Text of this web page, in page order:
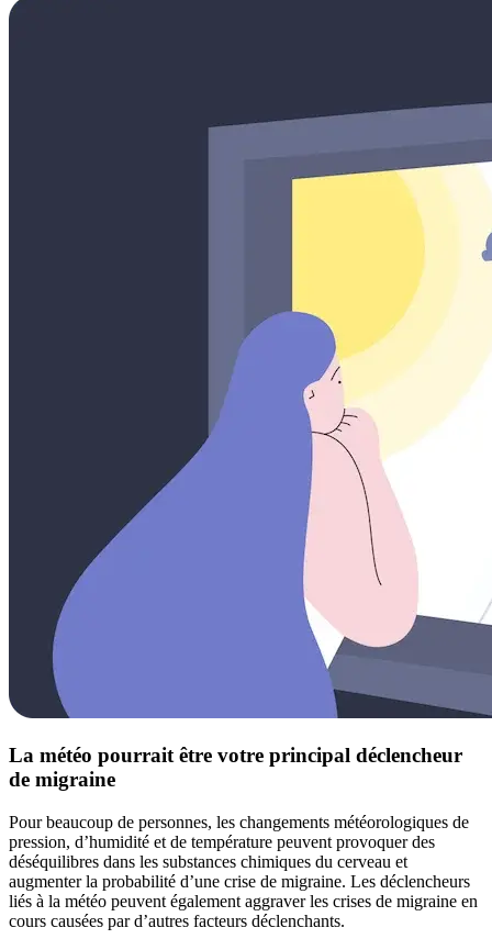
La météo pourrait être votre principal déclencheur
de migraine
Pour beaucoup de personnes, les changements météorologiques de
pression, d’humidité et de température peuvent provoquer des
déséquilibres dans les substances chimiques du cerveau et
augmenter la probabilité d’une crise de migraine. Les déclencheurs
liés à la météo peuvent également aggraver les crises de migraine en
cours causées par d’autres facteurs déclenchants.